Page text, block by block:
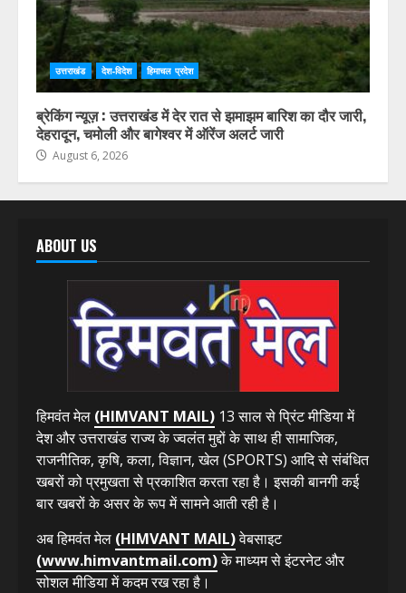
उत्तराखंड देश-विदेश हिमाचल प्रदेश
ब्रेकिंग न्यूज़ : उत्तराखंड में देर रात से झमाझम बारिश का दौर जारी,
देहरादून, चमोली और बागेश्वर में ऑरेंज अलर्ट जारी
August 6, 2026
ABOUT US
हिमवंत मेल (HIMVANT MAIL) 13 साल से प्रिंट मीडिया में
देश और उत्तराखंड राज्य के ज्वलंत मुद्दों के साथ ही सामाजिक,
राजनीतिक, कृषि, कला, विज्ञान, खेल (SPORTS) आदि से संबंधित
खबरों को प्रमुखता से प्रकाशित करता रहा है। इसकी बानगी कई
बार खबरों के असर के रूप में सामने आती रही है।
अब हिमवंत मेल (HIMVANT MAIL)वेबसाइट
(www.himvantmail.com)के माध्यम से इंटरनेट और
सोशल मीडिया में कदम रख रहा है।